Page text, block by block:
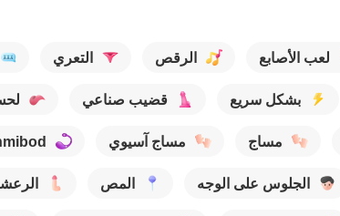
لعب الأصابع الرقص التعري
بشكل سريع قضيب صناعي
مساج مساج آسيوي
الجلوس على الوجه المص